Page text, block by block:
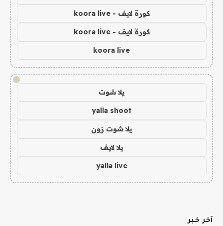
كورة لايف - koora live
كورة لايف - koora live
koora live
!
يلا شوت
yalla shoot
يلا شوت زون
يلا لايف
yalla live
آخر خبر